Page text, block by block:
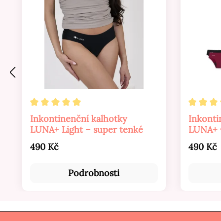
Průměrné hodnocení 5 z 5 hvězd
Inkontinenční kalhotky
LUNA+ Light – super tenké
Běžná cena:
490 Kč
Podrobnosti
Běžná
490 Kč